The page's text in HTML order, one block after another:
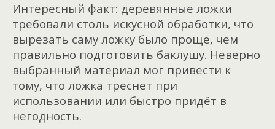
Интересный факт: деревянные ложки
требовали столь искусной обработки, что
вырезать саму ложку было проще, чем
правильно подготовить баклушу. Неверно
выбранный материал мог привести к
тому, что ложка треснет при
использовании или быстро придёт в
негодность.